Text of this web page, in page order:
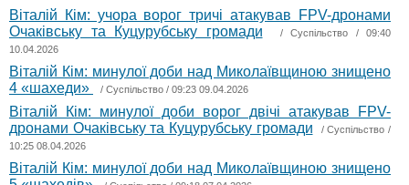
Віталій Кім: учора ворог тричі атакував FPV-дронами
Очаківську та Куцурубську громади
/ Суспільство / 09:40
10.04.2026
Віталій Кім: минулої доби над Миколаївщиною знищено
4 «шахеди»
/ Суспільство / 09:23 09.04.2026
Віталій Кім: минулої доби ворог двічі атакував FPV-
дронами Очаківську та Куцурубську громади
/Суспільство /
10:25 08.04.2026
Віталій Кім: минулої доби над Миколаївщиною знищено